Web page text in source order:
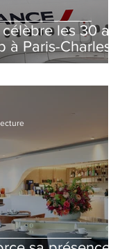
les 30 ans
à Paris-Charles